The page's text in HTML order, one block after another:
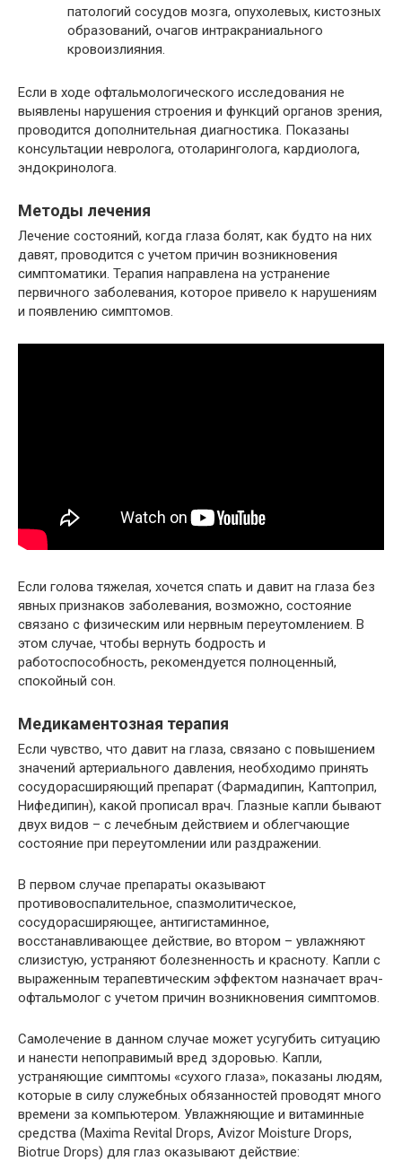
патологий сосудов мозга, опухолевых, кистозных
образований, очагов интракраниального
кровоизлияния.
Если в ходе офтальмологического исследования не
выявлены нарушения строения и функций органов зрения,
проводится дополнительная диагностика. Показаны
консультации невролога, отоларинголога, кардиолога,
эндокринолога.
Методы лечения
Лечение состояний, когда глаза болят, как будто на них
давят, проводится с учетом причин возникновения
симптоматики. Терапия направлена на устранение
первичного заболевания, которое привело к нарушениям
и появлению симптомов.
Если голова тяжелая, хочется спать и давит на глаза без
явных признаков заболевания, возможно, состояние
связано с физическим или нервным переутомлением. В
этом случае, чтобы вернуть бодрость и
работоспособность, рекомендуется полноценный,
спокойный сон.
Медикаментозная терапия
Если чувство, что давит на глаза, связано с повышением
значений артериального давления, необходимо принять
сосудорасширяющий препарат (Фармадипин, Каптоприл,
Нифедипин), какой прописал врач. Глазные капли бывают
двух видов – с лечебным действием и облегчающие
состояние при переутомлении или раздражении.
В первом случае препараты оказывают
противовоспалительное, спазмолитическое,
сосудорасширяющее, антигистаминное,
восстанавливающее действие, во втором – увлажняют
слизистую, устраняют болезненность и красноту. Капли с
выраженным терапевтическим эффектом назначает врач-
офтальмолог с учетом причин возникновения симптомов.
Самолечение в данном случае может усугубить ситуацию
и нанести непоправимый вред здоровью. Капли,
устраняющие симптомы «сухого глаза», показаны людям,
которые в силу служебных обязанностей проводят много
времени за компьютером. Увлажняющие и витаминные
средства (Maxima Revital Drops, Avizor Moisture Drops,
Biotrue Drops) для глаз оказывают действие: